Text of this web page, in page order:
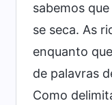
sabemos
se seca. As
enquanto
de palavras
Como